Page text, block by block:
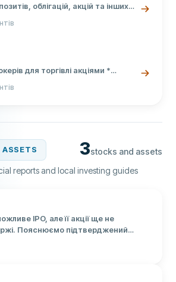
облігацій, акцій та інших
та платформ * Практичні
для торгівлі акціями *
обмеження
3stocks and assets
reports and local investing guides
IPO, але її акції ще не
Пояснюємо підтверджений